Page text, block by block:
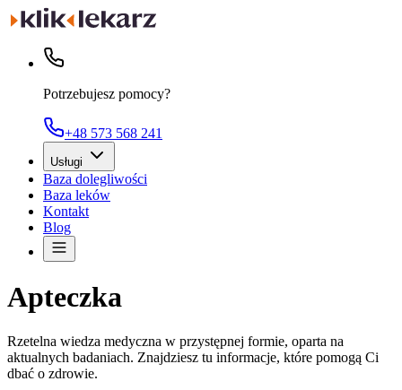
Potrzebujesz pomocy?
+48 573 568 241
Usługi
Baza dolegliwości
Baza leków
Kontakt
Blog
Apteczka
Rzetelna wiedza medyczna w przystępnej formie, oparta na
aktualnych badaniach. Znajdziesz tu informacje, które pomogą Ci
dbać o zdrowie.